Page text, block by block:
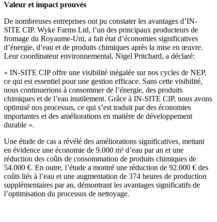
Valeur et impact prouvés
De nombreuses entreprises ont pu constater les avantages d’IN-
SITE CIP. Wyke Farms Ltd, l’un des principaux producteurs de
fromage du Royaume-Uni, a fait état d’économies significatives
d’énergie, d’eau et de produits chimiques après la mise en œuvre.
Leur coordinateur environnemental, Nigel Pritchard, a déclaré:
« IN-SITE CIP offre une visibilité inégalée sur nos cycles de NEP,
ce qui est essentiel pour une gestion efficace. Sans cette visibilité,
nous continuerions à consommer de l’énergie, des produits
chimiques et de l’eau inutilement. Grâce à IN-SITE CIP, nous avons
optimisé nos processus, ce qui s’est traduit par des économies
importantes et des améliorations en matière de développement
durable ».
Une étude de cas a révélé des améliorations significatives, mettant
en évidence une économie de 9.000 m³ d’eau par an et une
réduction des coûts de consommation de produits chimiques de
54.000 €. En outre, l’étude a montré une réduction de 92.000 € des
coûts liés à l’eau et une augmentation de 374 heures de production
supplémentaires par an, démontrant les avantages significatifs de
l’optimisation du processus de nettoyage.